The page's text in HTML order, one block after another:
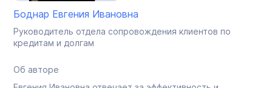
Боднар Евгения Ивановна
Руководитель отдела сопровождения клиентов по
кредитам и долгам
Об авторе